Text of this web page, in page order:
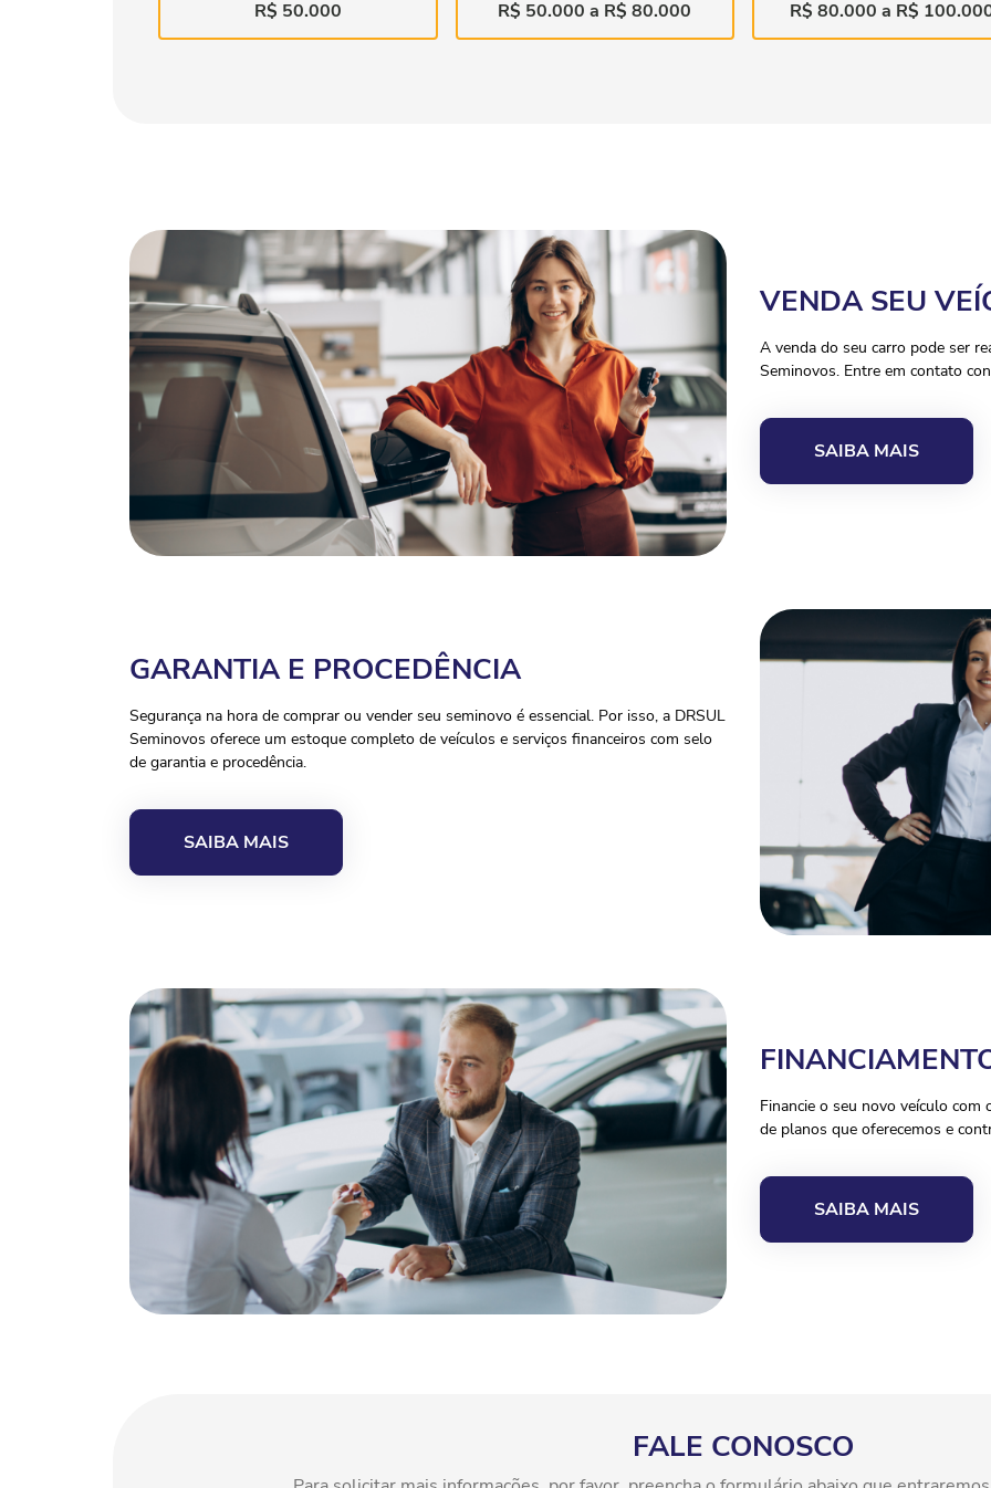
R$ 50.000
R$ 50.000 a R$ 80.000
R$ 80.000 a R$
VENDA SEU
A venda do seu carro pode ser
Seminovos. Entre em contato
SAIBA MAIS
GARANTIA E PROCEDÊNCIA
Segurança na hora de comprar ou vender seu seminovo é essencial. Por isso, a DRSUL
Seminovos oferece um estoque completo de veículos e serviços financeiros com selo
de garantia e procedência.
SAIBA MAIS
Financie o seu novo veículo
de planos que oferecemos e
SAIBA MAIS
FALE CONOSCO